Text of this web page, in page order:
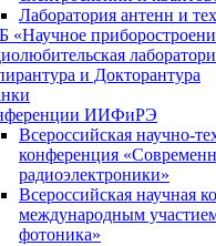
Лаборатория антенн и
«Научное
и Докторантура
ИИФиРЭ
Всероссийская научно-
конференция
радиоэлектроники»
Всероссийская научная
международным
фотоника»